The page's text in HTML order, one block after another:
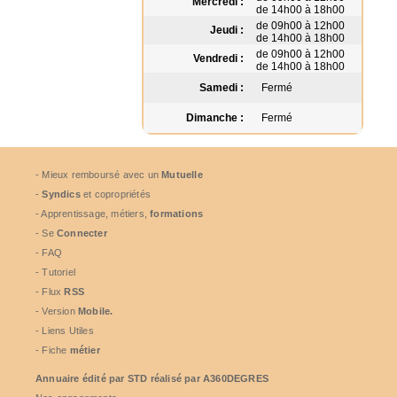
de 14h00 à 18h00
Jeudi :
de 09h00 à 12h00
de 14h00 à 18h00
Vendredi :
de 09h00 à 12h00
de 14h00 à 18h00
Samedi :
Fermé
Dimanche : Fermé
- Mieux remboursé avec unMutuelle
-Syndicset copropriétés
- Apprentissage, métiers,formations
- Se Connecter
- FAQ
- Tutoriel
- FluxRSS
- Version Mobile.
- Liens Utiles
- Fiche métier
Annuaire édité par STD réalisé par A360DEGRES